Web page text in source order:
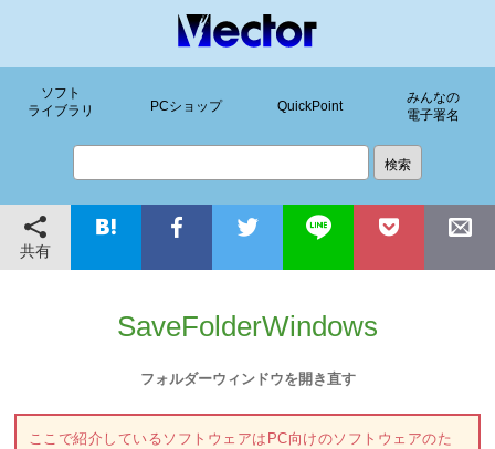
ソフト
ライブラリ
PCショップ QuickPoint
みんなの
電子署名
共有
SaveFolderWindows
フォルダーウィンドウを開き直す
ここで紹介しているソフトウェアはPC向けのソフトウェアのた